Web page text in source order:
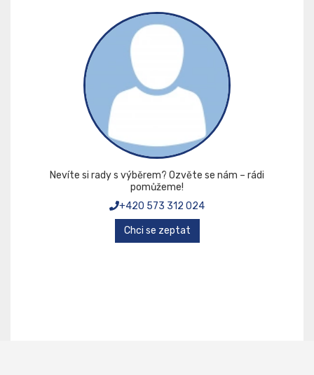
Nevíte si rady s výběrem? Ozvěte se nám – rádi
pomůžeme!
+420 573 312 024
Chci se zeptat